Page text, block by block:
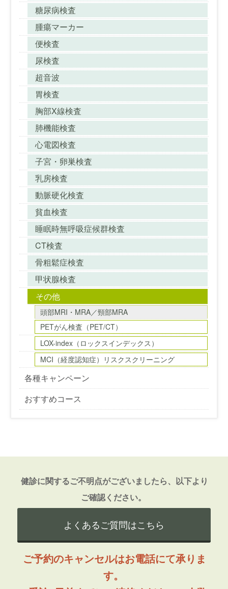
糖尿病検査
腫瘍マーカー
便検査
尿検査
超音波
胃検査
胸部X線検査
肺機能検査
心電図検査
子宮・卵巣検査
乳房検査
動脈硬化検査
貧血検査
睡眠時無呼吸症候群検査
CT検査
骨粗鬆症検査
甲状腺検査
その他
頭部MRI・MRA／頸部MRA
PETがん検査（PET/CT）
LOX-index（ロックスインデックス）
MCI（経度認知症）リスクスクリーニング
各種キャンペーン
おすすめコース
健診に関するご不明点がございましたら、以下より
ご確認ください。
よくあるご質問はこちら
ご予約のキャンセルはお電話にて承りま
す。